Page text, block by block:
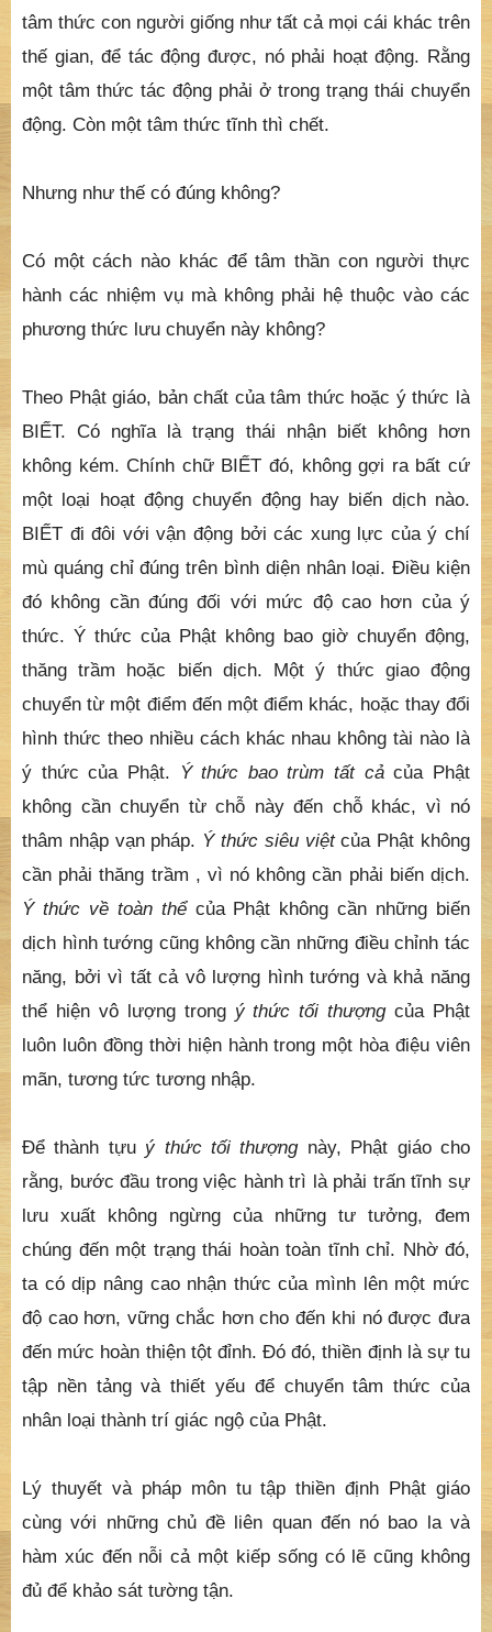
tâm thức con người giống như tất cả mọi cái khác trên
thế gian, để tác động được, nó phải hoạt động. Rằng
một tâm thức tác động phải ở trong trạng thái chuyển
động. Còn một tâm thức tĩnh thì chết.
Nhưng như thế có đúng không?
Có một cách nào khác để tâm thần con người thực
hành các nhiệm vụ mà không phải hệ thuộc vào các
phương thức lưu chuyển này không?
Theo Phật giáo, bản chất của tâm thức hoặc ý thức là
BIẾT. Có nghĩa là trạng thái nhận biết không hơn
không kém. Chính chữ BIẾT đó, không gợi ra bất cứ
một loại hoạt động chuyển động hay biến dịch nào.
BIẾT đi đôi với vận động bởi các xung lực của ý chí
mù quáng chỉ đúng trên bình diện nhân loại. Điều kiện
đó không cần đúng đối với mức độ cao hơn của ý
thức. Ý thức của Phật không bao giờ chuyển động,
thăng trầm hoặc biến dịch. Một ý thức giao động
chuyển từ một điểm đến một điểm khác, hoặc thay đổi
hình thức theo nhiều cách khác nhau không tài nào là
ý thức của Phật. Ý thức bao trùm tất cảcủa Phật
không cần chuyển từ chỗ này đến chỗ khác, vì nó
thâm nhập vạn pháp. Ý thức siêu việtcủa Phật không
cần phải thăng trầm , vì nó không cần phải biến dịch.
Ý thức về toàn thểcủa Phật không cần những biến
dịch hình tướng cũng không cần những điều chỉnh tác
năng, bởi vì tất cả vô lượng hình tướng và khả năng
thể hiện vô lượng trong ý thức tối thượngcủa Phật
luôn luôn đồng thời hiện hành trong một hòa điệu viên
mãn, tương tức tương nhập.
Để thành tựu ý thức tối thượngnày, Phật giáo cho
rằng, bước đầu trong việc hành trì là phải trấn tĩnh sự
lưu xuất không ngừng của những tư tưởng, đem
chúng đến một trạng thái hoàn toàn tĩnh chỉ. Nhờ đó,
ta có dịp nâng cao nhận thức của mình lên một mức
độ cao hơn, vững chắc hơn cho đến khi nó được đưa
đến mức hoàn thiện tột đỉnh. Đó đó, thiền định là sự tu
tập nền tảng và thiết yếu để chuyển tâm thức của
nhân loại thành trí giác ngộ của Phật.
Lý thuyết và pháp môn tu tập thiền định Phật giáo
cùng với những chủ đề liên quan đến nó bao la và
hàm xúc đến nỗi cả một kiếp sống có lẽ cũng không
đủ để khảo sát tường tận.